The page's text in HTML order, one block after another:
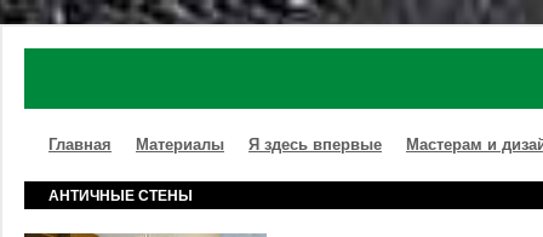
Главная Материалы Я здесь впервые Мастерам и
АНТИЧНЫЕ СТЕНЫ